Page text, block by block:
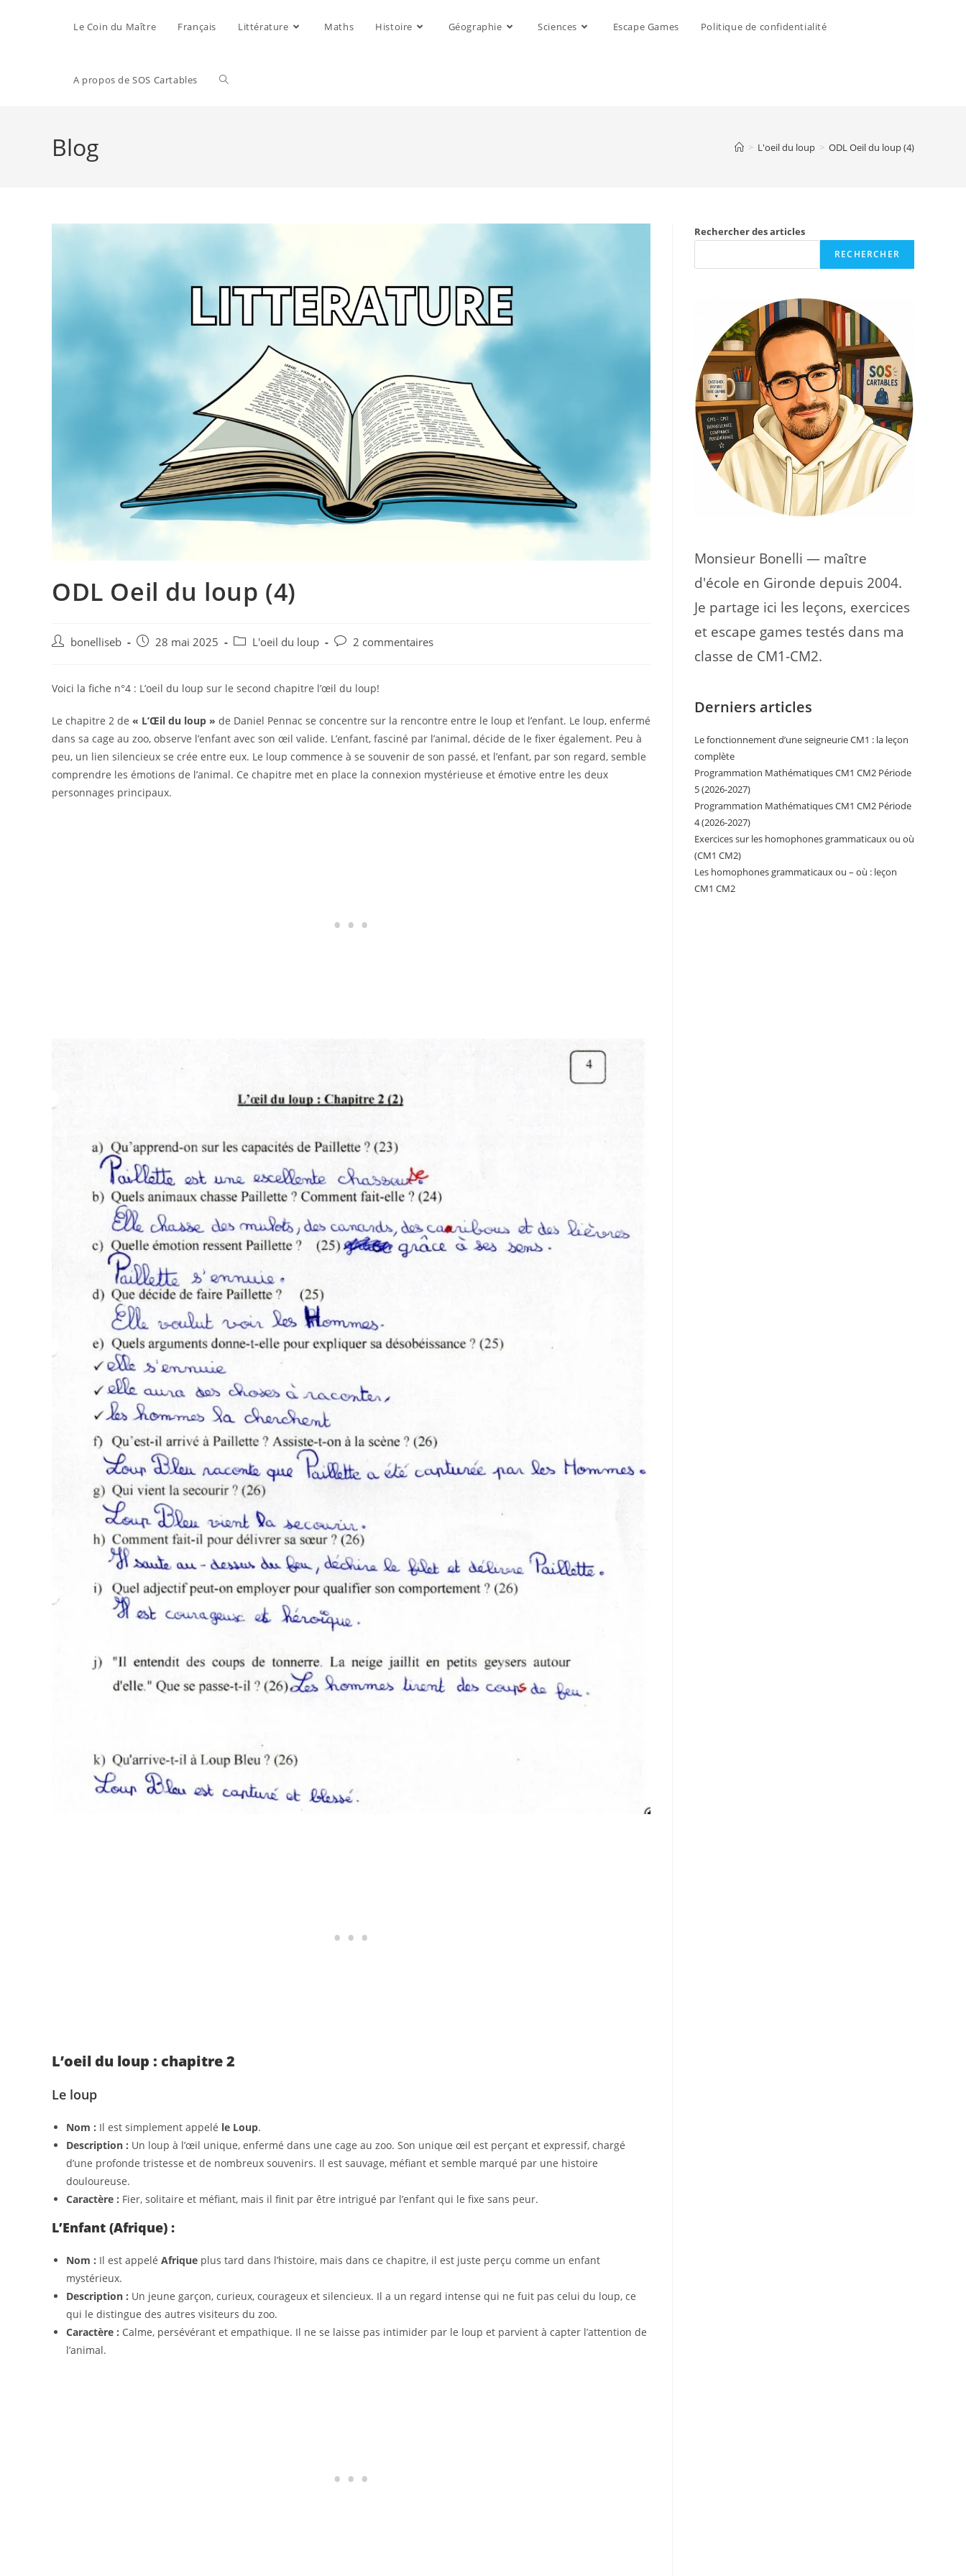
Le Coin du Maître Français Littérature Maths Histoire Géographie Sciences Escape Games Politique de confidentialité
A propos de SOS Cartables
Blog > L'oeil du loup > ODL Oeil du loup (4)
ODL Oeil du loup (4)
bonelliseb 28 mai 2025 L'oeil du loup 2 commentaires
Voici la fiche n°4 : L’oeil du loup sur le second chapitre l’œil du loup!
Le chapitre 2 de « L’Œil du loup » de Daniel Pennac se concentre sur la rencontre entre le loup et l’enfant. Le loup, enfermé
dans sa cage au zoo, observe l’enfant avec son œil valide. L’enfant, fasciné par l’animal, décide de le fixer également. Peu à
peu, un lien silencieux se crée entre eux. Le loup commence à se souvenir de son passé, et l’enfant, par son regard, semble
comprendre les émotions de l’animal. Ce chapitre met en place la connexion mystérieuse et émotive entre les deux
personnages principaux.
L’oeil du loup : chapitre 2
Le loup
Nom : Il est simplement appelé le Loup.
Description : Un loup à l’œil unique, enfermé dans une cage au zoo. Son unique œil est perçant et expressif, chargé
d’une profonde tristesse et de nombreux souvenirs. Il est sauvage, méfiant et semble marqué par une histoire
douloureuse.
Caractère : Fier, solitaire et méfiant, mais il finit par être intrigué par l’enfant qui le fixe sans peur.
L’Enfant (Afrique) :
Nom : Il est appelé Afrique plus tard dans l’histoire, mais dans ce chapitre, il est juste perçu comme un enfant
mystérieux.
Description : Un jeune garçon, curieux, courageux et silencieux. Il a un regard intense qui ne fuit pas celui du loup, ce
qui le distingue des autres visiteurs du zoo.
Caractère : Calme, persévérant et empathique. Il ne se laisse pas intimider par le loup et parvient à capter l’attention de
l’animal.
Rechercher des articles
RECHERCHER
Monsieur Bonelli — maître
d'école en Gironde depuis 2004.
Je partage ici les leçons, exercices
et escape games testés dans ma
classe de CM1-CM2.
Derniers articles
Le fonctionnement d’une seigneurie CM1 : la leçon
complète
Programmation Mathématiques CM1 CM2 Période
5 (2026-2027)
Programmation Mathématiques CM1 CM2 Période
4 (2026-2027)
Exercices sur les homophones grammaticaux ou où
(CM1 CM2)
Les homophones grammaticaux ou – où : leçon
CM1 CM2